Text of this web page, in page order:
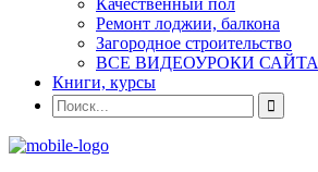
Качественный пол
Ремонт лоджии, балкона
Загородное строительство
ВСЕ ВИДЕОУРОКИ САЙТА
Книги, курсы